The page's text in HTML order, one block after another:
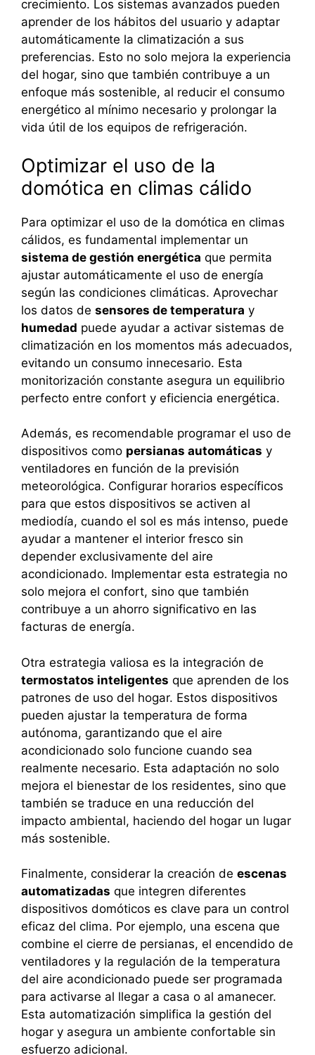
crecimiento. Los sistemas avanzados pueden
aprender de los hábitos del usuario y adaptar
automáticamente la climatización a sus
preferencias. Esto no solo mejora la experiencia
del hogar, sino que también contribuye a un
enfoque más sostenible, al reducir el consumo
energético al mínimo necesario y prolongar la
vida útil de los equipos de refrigeración.
Optimizar el uso de la
domótica en climas cálido
Para optimizar el uso de la domótica en climas
cálidos, es fundamental implementar un
sistema de gestión energética que permita
ajustar automáticamente el uso de energía
según las condiciones climáticas. Aprovechar
los datos de sensores de temperatura y
humedad puede ayudar a activar sistemas de
climatización en los momentos más adecuados,
evitando un consumo innecesario. Esta
monitorización constante asegura un equilibrio
perfecto entre confort y eficiencia energética.
Además, es recomendable programar el uso de
dispositivos como persianas automáticas y
ventiladores en función de la previsión
meteorológica. Configurar horarios específicos
para que estos dispositivos se activen al
mediodía, cuando el sol es más intenso, puede
ayudar a mantener el interior fresco sin
depender exclusivamente del aire
acondicionado. Implementar esta estrategia no
solo mejora el confort, sino que también
contribuye a un ahorro significativo en las
facturas de energía.
Otra estrategia valiosa es la integración de
termostatos inteligentes que aprenden de los
patrones de uso del hogar. Estos dispositivos
pueden ajustar la temperatura de forma
autónoma, garantizando que el aire
acondicionado solo funcione cuando sea
realmente necesario. Esta adaptación no solo
mejora el bienestar de los residentes, sino que
también se traduce en una reducción del
impacto ambiental, haciendo del hogar un lugar
más sostenible.
Finalmente, considerar la creación de escenas
automatizadas que integren diferentes
dispositivos domóticos es clave para un control
eficaz del clima. Por ejemplo, una escena que
combine el cierre de persianas, el encendido de
ventiladores y la regulación de la temperatura
del aire acondicionado puede ser programada
para activarse al llegar a casa o al amanecer.
Esta automatización simplifica la gestión del
hogar y asegura un ambiente confortable sin
esfuerzo adicional.